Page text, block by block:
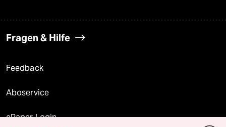
Fragen & Hilfe
Feedback
Aboservice
ePaper Login